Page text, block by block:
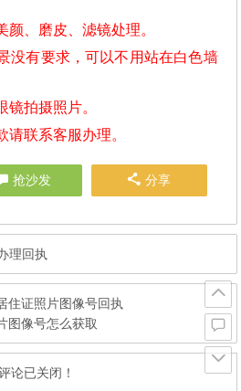
颜、磨皮、滤镜处理。
没有要求，可以不用站在白色墙
镜拍摄照片。
请联系客服办理。
抢沙发 分享
理回执
住证照片图像号回执
图像号怎么获取
论已关闭！